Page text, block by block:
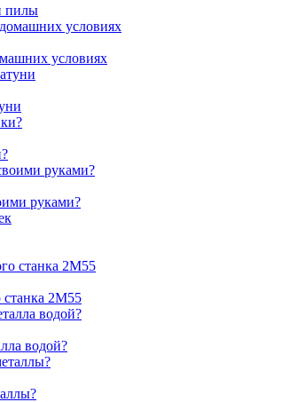
пилы
условиях
руками?
станка 2М55
водой?